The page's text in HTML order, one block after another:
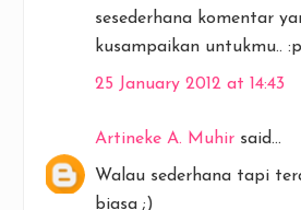
sesederhana komentar
kusampaikan untukmu.. :p
25 January 2012 at 14:43
Artineke A. Muhir said...
Walau sederhana tapi
biasa ;)